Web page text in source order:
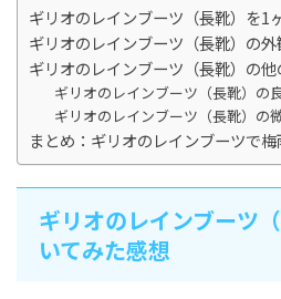
ギリオのレインブーツ（長靴）を1
ギリオのレインブーツ（長靴）の
ギリオのレインブーツ（長靴）の
ギリオのレインブーツ（長靴）の
ギリオのレインブーツ（長靴）の
まとめ：ギリオのレインブーツで
ギリオのレインブーツ
いてみた感想